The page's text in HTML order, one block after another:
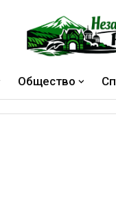
Общество